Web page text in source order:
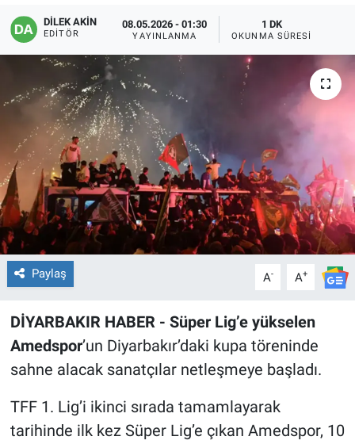
DİLEK AKİN
EDITÖR
08.05.2026 - 01:30
YAYINLANMA
1 DK
OKUNMA SÜRESI
Paylaş A- A+
DİYARBAKIR HABER - Süper Lig’e yükselen
Amedspor’un Diyarbakır’daki kupa töreninde
sahne alacak sanatçılar netleşmeye başladı.
TFF 1. Lig’i ikinci sırada tamamlayarak
tarihinde ilk kez Süper Lig’e çıkan Amedspor, 10
KÜLTÜR SANAT
EĞİTİM
ÖZEL HABER
POLİTİKA
SAĞLIK
SPOR
TEKNOLOJİ
Haber Arşivi